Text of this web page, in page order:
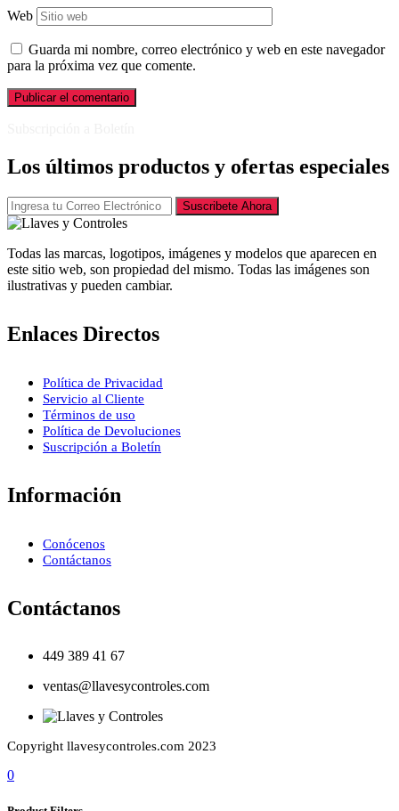
Web
Guarda mi nombre, correo electrónico y web en este navegador
para la próxima vez que comente.
Los últimos productos y ofertas especiales
Suscribete Ahora
Todas las marcas, logotipos, imágenes y modelos que aparecen en
este sitio web, son propiedad del mismo. Todas las imágenes son
ilustrativas y pueden cambiar.
Enlaces Directos
Política de Privacidad
Servicio al Cliente
Términos de uso
Política de Devoluciones
Suscripción a Boletín
Información
Conócenos
Contáctanos
Contáctanos
449 389 41 67
ventas@llavesycontroles.com
Copyright llavesycontroles.com 2023
0